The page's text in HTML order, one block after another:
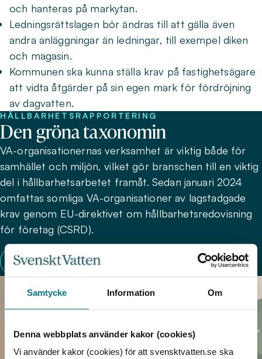
Samtycke Information Om
Denna webbplats använder kakor (cookies)
Vi använder kakor (cookies) för att svensktvatten.se ska
och hanteras på markytan.
Ledningsrättslagen bör ändras till att gälla även
andra anläggningar än ledningar, till exempel diken
och magasin.
Kommunen ska kunna ställa krav på fastighetsägare
att vidta åtgärder på sin egen mark för fördröjning
av dagvatten.
HÅLLBARHETSRAPPORTERING
Den gröna taxonomin
VA-organisationernas verksamhet är viktig både för
samhället och miljön, vilket gör branschen till en viktig
del i hållbarhetsarbetet framåt. Sedan januari 2024
omfattas somliga VA-organisationer av lagstadgade
krav genom EU-direktivet om hållbarhetsredovisning
för företag (CSRD).
HÅLLBARHETSRAPPORTERING